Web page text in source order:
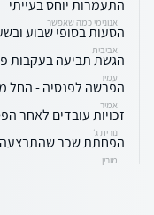
התעמרות יוחס בעייתי
אנונימי כמה שאפשר
הסעות בסופי שבוע
אביבית
הגשת תביעה בעקבות
עמיר
הפרשה לפנסיה - החל
אמיר
זכויות עובדים לאחר
נורית ג׳
הפחתת שכר
מורין